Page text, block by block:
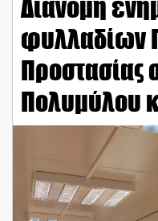
Διανομή
φυλλαδίων
Προστασίας
Πολυμύλου